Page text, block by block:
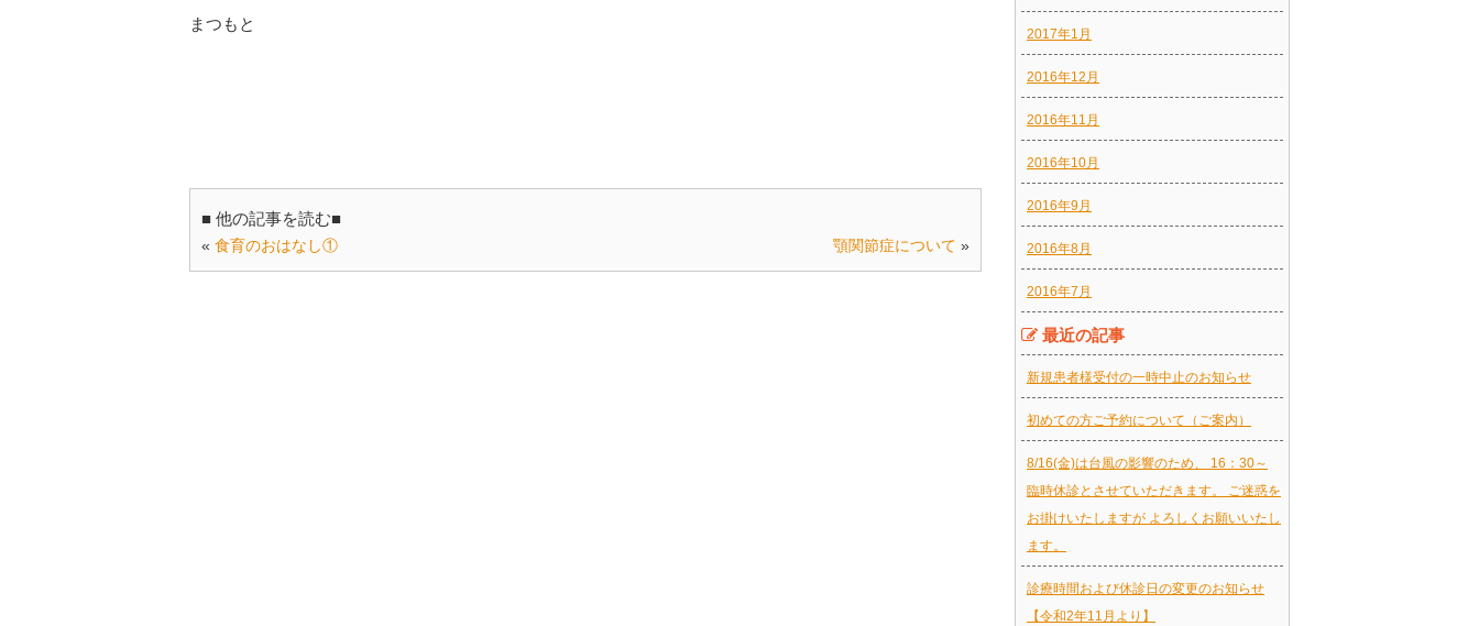
まつもと
■ 他の記事を読む■
« 食育のおはなし① 顎関節症について »
2017年1月
2016年12月
2016年11月
2016年10月
2016年9月
2016年8月
2016年7月
最近の記事
新規患者様受付の一時中止のお知らせ
初めての方ご予約について（ご案内）
8/16(金)は台風の影響のため、 16：30～
臨時休診とさせていただきます。 ご迷惑を
お掛けいたしますが よろしくお願いいたし
ます。
診療時間および休診日の変更のお知らせ
【令和2年11月より】